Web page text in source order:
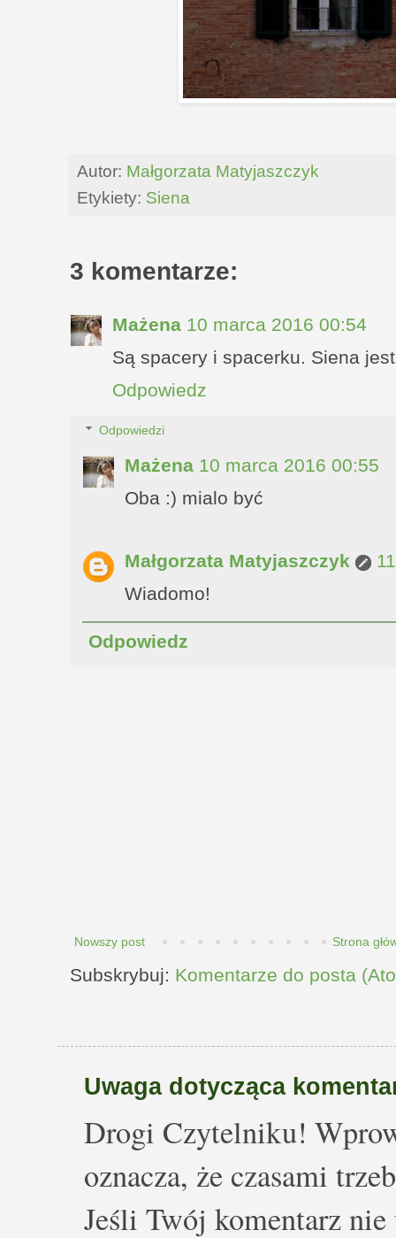
Autor: Małgorzata Matyjaszczyk
Etykiety: Siena
3 komentarze:
Mażena 10 marca 2016 00:54
Są spacery i spacerku. Siena
Odpowiedz
Odpowiedzi
Mażena 10 marca 2016 00:55
Oba :) mialo być
Małgorzata Matyjaszczyk
Wiadomo!
Odpowiedz
Nowszy post Strona
Subskrybuj: Komentarze do posta
Uwaga dotycząca
Drogi Czytelniku!
oznacza, że czasami
Jeśli Twój komentarz nie